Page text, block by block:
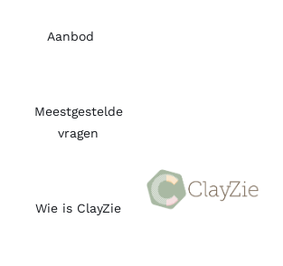
Aanbod
Meestgestelde
vragen
Wie is ClayZie